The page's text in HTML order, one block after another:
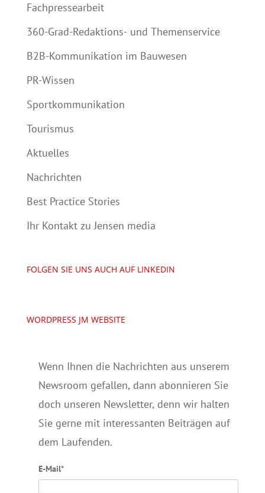
Fachpressearbeit
360-Grad-Redaktions- und Themenservice
B2B-Kommunikation im Bauwesen
PR-Wissen
Sportkommunikation
Tourismus
Aktuelles
Nachrichten
Best Practice Stories
Ihr Kontakt zu Jensen media
FOLGEN SIE UNS AUCH AUF LINKEDIN
WORDPRESS JM WEBSITE
Wenn Ihnen die Nachrichten aus unserem
Newsroom gefallen, dann abonnieren Sie
doch unseren Newsletter, denn wir halten
Sie gerne mit interessanten Beiträgen auf
dem Laufenden.
E-Mail*